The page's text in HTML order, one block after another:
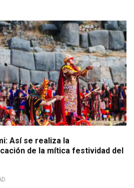
9:00
Así se realiza la
de la mítica festividad del